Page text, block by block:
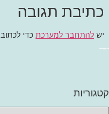
כתיבת תגובה
יש להתחבר למערכת כדי
קטגוריות